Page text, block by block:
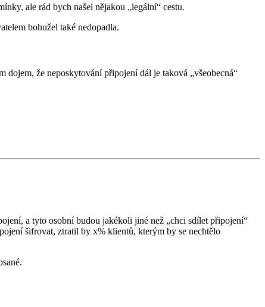
ale rád bych našel nějakou „legální“ cestu.
bohužel také nedopadla.
dojem, že neposkytování připojení dál je taková „všeobecná“
a tyto osobní budou jakékoli jiné než „chci sdílet připojení“
šifrovat, ztratil by x% klientů, kterým by se nechtělo